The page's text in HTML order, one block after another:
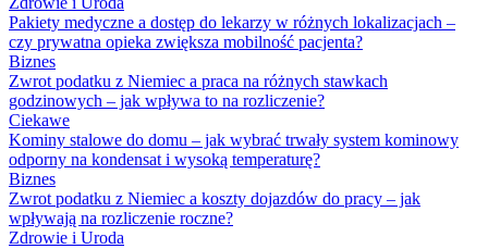
Pakiety medyczne a dostęp do lekarzy w różnych lokalizacjach –
czy prywatna opieka zwiększa mobilność pacjenta?
Biznes
Zwrot podatku z Niemiec a praca na różnych stawkach
godzinowych – jak wpływa to na rozliczenie?
Ciekawe
Kominy stalowe do domu – jak wybrać trwały system kominowy
odporny na kondensat i wysoką temperaturę?
Biznes
Zwrot podatku z Niemiec a koszty dojazdów do pracy – jak
wpływają na rozliczenie roczne?
Zdrowie i Uroda